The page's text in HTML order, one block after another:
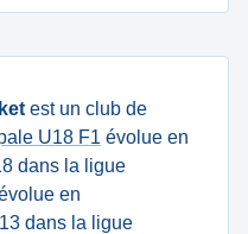
est un club de
U18 F1 évolue en
dans la ligue
en
dans la ligue